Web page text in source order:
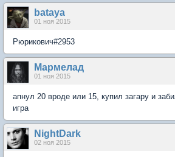
bataya
01 ноя 2015
Рюрикович#2953
Мармелад
01 ноя 2015
апнул 20 вроде или 15, купил загару и
игра
NightDark
02 ноя 2015